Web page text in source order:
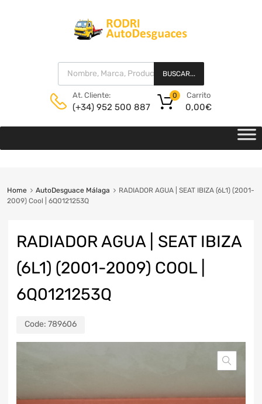
BUSCAR...
At. Cliente:
(+34) 952 500 887
Carrito
0,00€
0
Home AutoDesguace Málaga
RADIADOR AGUA | SEAT IBIZA (6L1) (2001-
2009) Cool | 6Q0121253Q
RADIADOR AGUA | SEAT IBIZA
(6L1) (2001-2009) COOL |
6Q0121253Q
Code: 789606